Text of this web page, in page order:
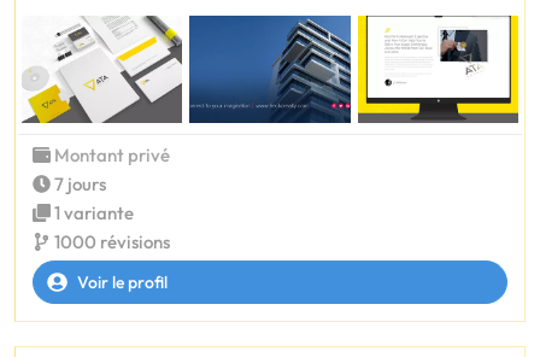
Montant privé
7 jours
1 variante
1000 révisions
Voir le profil